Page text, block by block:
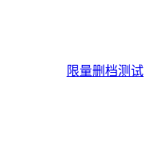
限量删档测试